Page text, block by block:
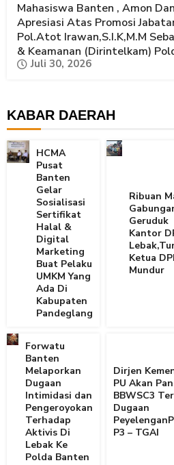
Mahasiswa Banten , Amon
Apresiasi Atas Promosi
Pol.Atot Irawan,S.I.K,M.M
& Keamanan (Dirintelkam)
Juli 30, 2026
KABAR DAERAH
HCMA
Pusat
Banten
Gelar
Sosialisasi
Sertifikat
Halal &
Digital
Marketing
Buat Pelaku
UMKM Yang
Ada Di
Kabupaten
Pandeglang
Ribuan
Geruduk
Kantor
Ketua
Mundur
Forwatu
Banten
Melaporkan
Dugaan
Intimidasi dan
Pengeroyokan
Terhadap
Aktivis Di
Lebak Ke
Polda Banten
Dirjen
PU Akan
BBWSC3
Dugaan
P3 – TGAI